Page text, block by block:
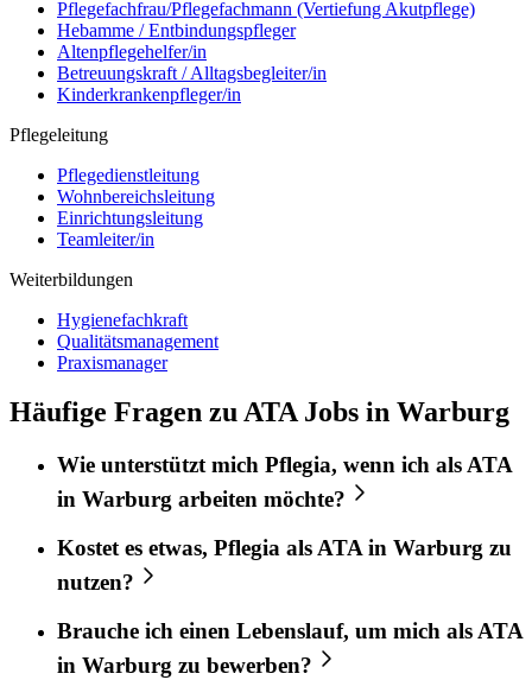
Pflegefachfrau/Pflegefachmann (Vertiefung Akutpflege)
Hebamme / Entbindungspfleger
Altenpflegehelfer/in
Betreuungskraft / Alltagsbegleiter/in
Kinderkrankenpfleger/in
Pflegeleitung
Pflegedienstleitung
Wohnbereichsleitung
Einrichtungsleitung
Teamleiter/in
Weiterbildungen
Hygienefachkraft
Qualitätsmanagement
Praxismanager
Häufige Fragen zu ATA Jobs in Warburg
Wie unterstützt mich Pflegia, wenn ich alsATA
in Warburg arbeiten möchte?
Kostet es etwas, Pflegia als ATA in Warburg zu
nutzen?
Brauche ich einen Lebenslauf, um mich als ATA
in Warburg zu bewerben?